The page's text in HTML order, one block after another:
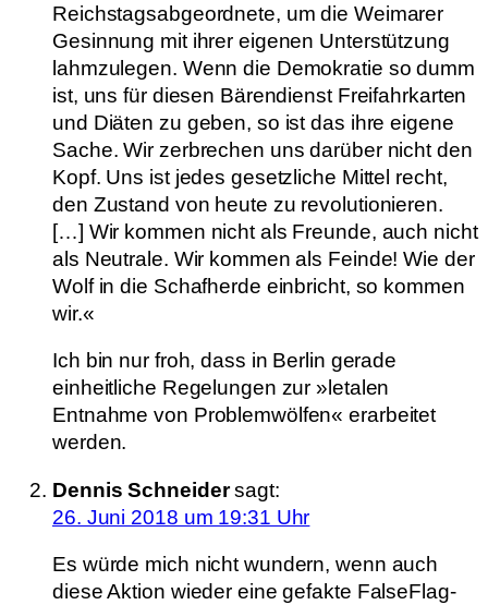
Reichstagsabgeordnete, um die Weimarer
Gesinnung mit ihrer eigenen Unterstützung
lahmzulegen. Wenn die Demokratie so dumm
ist, uns für diesen Bärendienst Freifahrkarten
und Diäten zu geben, so ist das ihre eigene
Sache. Wir zerbrechen uns darüber nicht den
Kopf. Uns ist jedes gesetzliche Mittel recht,
den Zustand von heute zu revolutionieren.
[…] Wir kommen nicht als Freunde, auch nicht
als Neutrale. Wir kommen als Feinde! Wie der
Wolf in die Schafherde einbricht, so kommen
wir.«
Ich bin nur froh, dass in Berlin gerade
einheitliche Regelungen zur »letalen
Entnahme von Problemwölfen« erarbeitet
werden.
Dennis Schneider sagt:
26. Juni 2018 um 19:31 Uhr
Es würde mich nicht wundern, wenn auch
diese Aktion wieder eine gefakte FalseFlag-